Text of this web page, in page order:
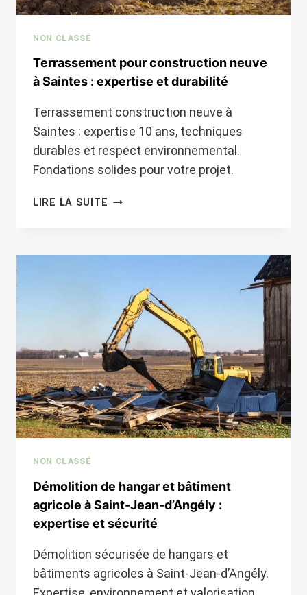
NON CLASSÉ
Terrassement pour construction neuve
à Saintes : expertise et durabilité
Terrassement construction neuve à
Saintes : expertise 10 ans, techniques
durables et respect environnemental.
Fondations solides pour votre projet.
LIRE LA SUITE TERRASSEMENT
EXPERTISE
ET
DURABILITÉ
NON CLASSÉ
Démolition de hangar et bâtiment
agricole à Saint-Jean-d’Angély :
expertise et sécurité
Démolition sécurisée de hangars et
bâtiments agricoles à Saint-Jean-d’Angély.